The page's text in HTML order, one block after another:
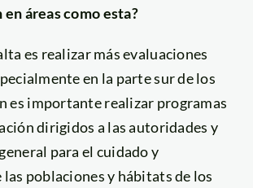
áreas como esta?
es realizar más evaluaciones
en la parte sur de los
es importante realizar programas
dirigidos a las autoridades y
para el cuidado y
poblaciones y hábitats de los